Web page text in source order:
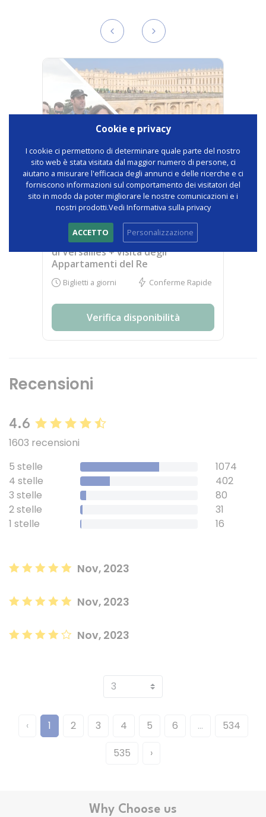
136 recensioni
Visita guidata dal vivo della Reggia
di Versailles + visita degli
Appartamenti del Re
Biglietti a giorni Conferme Rapide
Verifica disponibilità
Recensioni
4.6
1603 recensioni
5 stelle
1074
4 stelle
402
3 stelle
80
2 stelle
31
1 stelle
16
Nov, 2023
Nov, 2023
Nov, 2023
‹ 1 2 3 4 5 6 ...
534
535
›
Why Choose us
Cookie e privacy
I cookie ci permettono di determinare quale parte del nostro
sito web è stata visitata dal maggior numero di persone, ci
aiutano a misurare l'efficacia degli annunci e delle ricerche e ci
forniscono informazioni sul comportamento dei visitatori del
sito in modo da poter migliorare le nostre comunicazioni e i
nostri prodotti.Vedi Informativa sulla privacy
ACCETTO Personalizzazione